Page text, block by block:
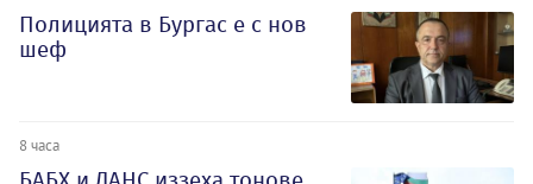
Полицията в Бургас е с нов
шеф
8 часа